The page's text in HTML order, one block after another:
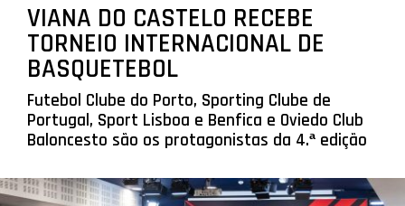
VIANA DO CASTELO RECEBE
TORNEIO INTERNACIONAL DE
BASQUETEBOL
Futebol Clube do Porto, Sporting Clube de
Portugal, Sport Lisboa e Benfica e Oviedo Club
Baloncesto são os protagonistas da 4.ª edição